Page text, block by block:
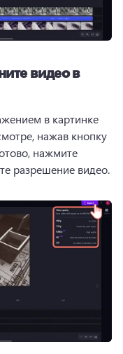
видео в
в картинке
нажав кнопку
нажмите
разрешение видео.